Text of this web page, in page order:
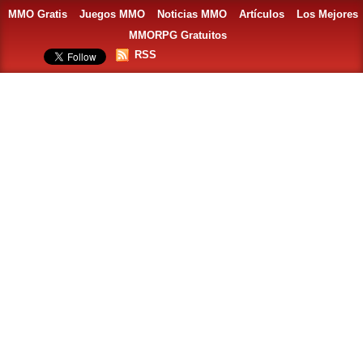
MMO Gratis Juegos MMO Noticias MMO Artículos
Los Mejores
MMORPG Gratuitos
RSS